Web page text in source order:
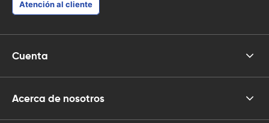
Atención al cliente
Cuenta
Acerca de nosotros